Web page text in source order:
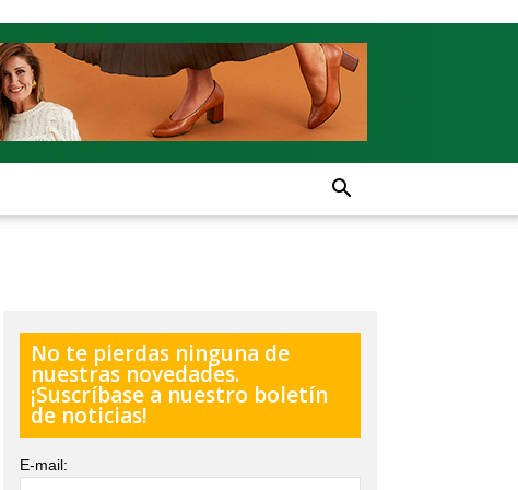
No te pierdas ninguna de
nuestras novedades.
¡Suscríbase a nuestro boletín
de noticias!
E-mail: